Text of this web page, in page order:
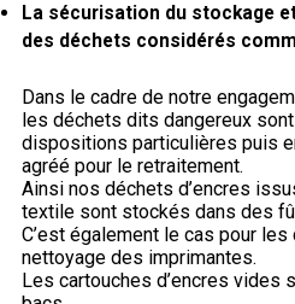
La sécurisation du stockage
des déchets considérés
Dans le cadre de notre
les déchets dits dangereux
dispositions particulières puis
agréé pour le retraitement.
Ainsi nos déchets d’encres
textile sont stockés dans des
C’est également le cas pour
nettoyage des imprimantes.
Les cartouches d’encres vides